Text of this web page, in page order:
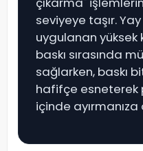
seviyeye taşır.
uygulanan yüksek
baskı sırasında
sağlarken, baskı
hafifçe esneterek
içinde ayırmanıza